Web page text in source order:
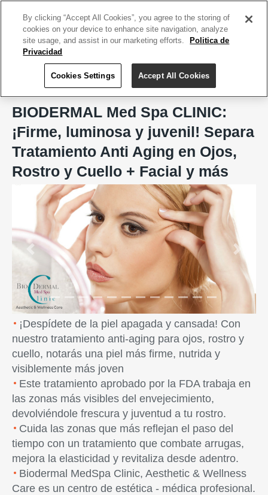
BIODERMAL Med Spa CLINIC, Aesthetic & Wellness Care
BIODERMAL Med Spa CLINIC:
¡Firme, luminosa y juvenil! Separa
Tratamiento Anti Aging en Ojos,
Rostro y Cuello + Facial y más
Previous Next
¡Despídete de la piel apagada y cansada! Con
nuestro tratamiento anti-aging para ojos, rostro y
cuello, notarás una piel más firme, nutrida y
visiblemente más joven
Este tratamiento aprobado por la FDA trabaja en
las zonas más visibles del envejecimiento,
devolviéndole frescura y juventud a tu rostro.
Cuida las zonas que más reflejan el paso del
tiempo con un tratamiento que combate arrugas,
mejora la elasticidad y revitaliza desde adentro.
Biodermal MedSpa Clinic, Aesthetic & Wellness
Care es un centro de estética - médica profesional.
By clicking “Accept All Cookies”, you agree to the storing of
cookies on your device to enhance site navigation, analyze
site usage, and assist in our marketing efforts.
Politica de
Privacidad
Cookies Settings Accept All Cookies